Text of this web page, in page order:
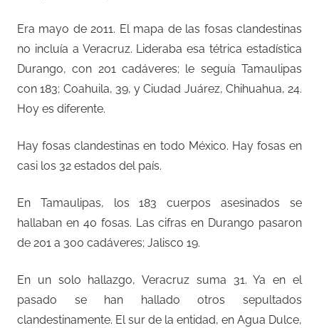
Era mayo de 2011. El mapa de las fosas clandestinas
no incluía a Veracruz. Lideraba esa tétrica estadística
Durango, con 201 cadáveres; le seguía Tamaulipas
con 183; Coahuila, 39, y Ciudad Juárez, Chihuahua, 24.
Hoy es diferente.
Hay fosas clandestinas en todo México. Hay fosas en
casi los 32 estados del país.
En Tamaulipas, los 183 cuerpos asesinados se
hallaban en 40 fosas. Las cifras en Durango pasaron
de 201 a 300 cadáveres; Jalisco 19.
En un solo hallazgo, Veracruz suma 31. Ya en el
pasado se han hallado otros sepultados
clandestinamente. El sur de la entidad, en Agua Dulce,